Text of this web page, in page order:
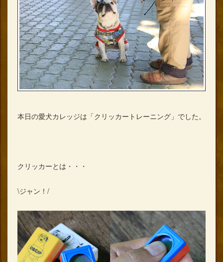
本日の愛犬カレッジは「クリッカートレーニング」でした。
クリッカーとは・・・
\ジャン！/